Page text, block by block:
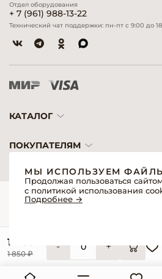
1 265 ₽
1 850 ₽
- +
Отдел оборудования
+ 7 (961) 988-13-22
Технический чат поддержки: пн-пт с 9:00 до
КАТАЛОГ
ПОКУПАТЕЛЯМ
© 2026 «Модерн»— Косметика и
Публичная оферта интернет-магазина для
Согласие на обработку персональных данных
Реквизиты
Создание сайтов
МЫ ИСПОЛЬЗУЕМ ФАЙЛЫ
Продолжая пользоваться
с политикой использования
Подробнее →